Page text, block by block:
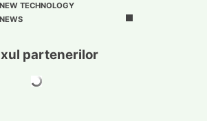
NEW TECHNOLOGY
NEWS
partenerilor